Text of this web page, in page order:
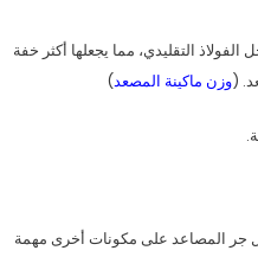
الفولاذ التقليدي، مما يجعلها أكثر خفة
(وزن ماكينة المصعد)
جر المصاعد على مكونات أخرى مهمة